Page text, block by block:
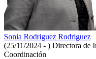
Sonia Rodriguez Rodriguez
(25/11/2024 - ) Directora de
Coordinación